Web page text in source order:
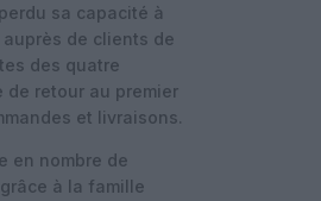
sa capacité à
de clients de
des quatre
de retour au premier
et livraisons.
en nombre de
à la famille